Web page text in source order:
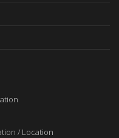
/ Location